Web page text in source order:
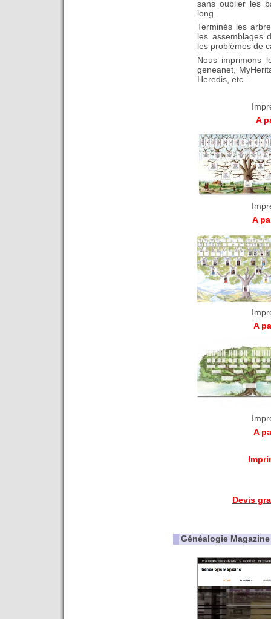
sans oublier les
long.
Terminés les
les assemblages
les problèmes de
Nous imprimons
geneanet,
Heredis, etc..
A
A
A
A
Devis
Généalogie